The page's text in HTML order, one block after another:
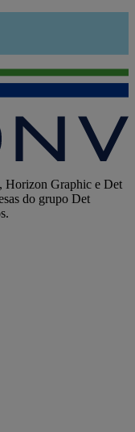
Graphic e Det
do grupo Det